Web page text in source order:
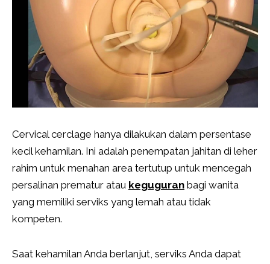
Cervical cerclage hanya dilakukan dalam persentase
kecil kehamilan. Ini adalah penempatan jahitan di leher
rahim untuk menahan area tertutup untuk mencegah
persalinan prematur atau keguguran bagi wanita
yang memiliki serviks yang lemah atau tidak
kompeten.
Saat kehamilan Anda berlanjut, serviks Anda dapat